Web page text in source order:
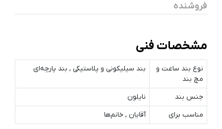
فروشنده
مشخصات فنی
نوع بند ساعت و
مچ‌ بند
بند سیلیکونی و پلاستیکی , بند پارچه‌ای
جنس بند
نایلون
مناسب برای
آقایان , خانم‌ها